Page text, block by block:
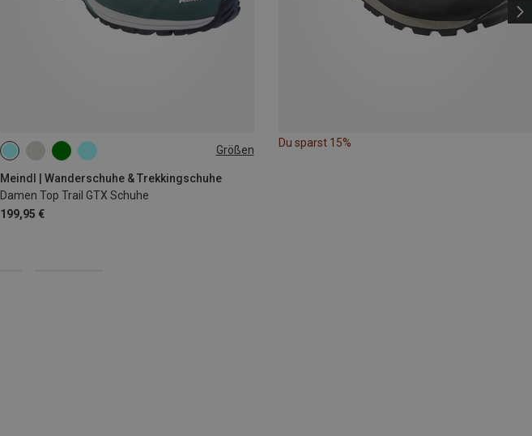
Größen
Meindl | Wanderschuhe & Trekkingschuhe
Damen Top Trail GTX Schuhe
199,95 €
Du sparst 15%